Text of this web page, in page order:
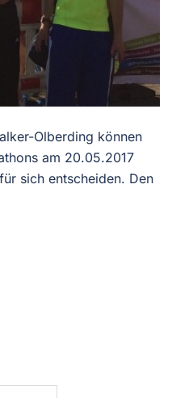
Olberding können
am 20.05.2017
sich entscheiden. Den